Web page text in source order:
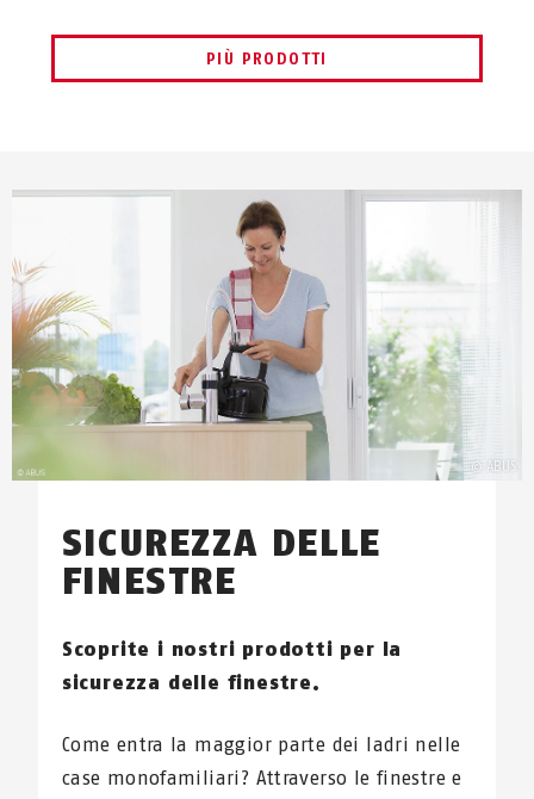
PIÙ PRODOTTI
SICUREZZA DELLE
FINESTRE
Scoprite i nostri prodotti per la
sicurezza delle finestre.
Come entra la maggior parte dei ladri nelle
case monofamiliari? Attraverso le finestre e